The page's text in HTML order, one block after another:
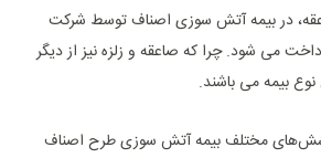
در بیمه آتش سوزی اصناف توسط شرکت
می شود. چرا که صاعقه و زلزه نیز از دیگر
بیمه می باشند.
مختلف بیمه آتش سوزی طرح اصناف